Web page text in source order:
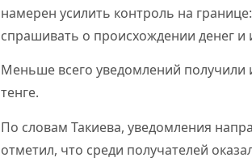
намерен усилить контроль на
спрашивать о происхождении денег и
Меньше всего уведомлений
тенге.
По словам Такиева, уведомления
отметил, что среди получателей